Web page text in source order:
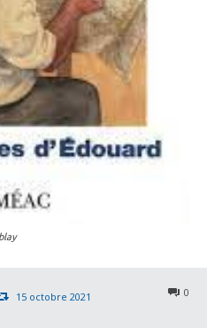
0
15 octobre 2021